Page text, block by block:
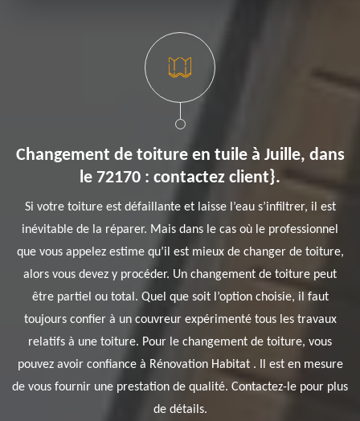
Changement de toiture en tuile à Juille, dans
le 72170 : contactez client}.
Si votre toiture est défaillante et laisse l’eau s’infiltrer, il est
inévitable de la réparer. Mais dans le cas où le professionnel
que vous appelez estime qu’il est mieux de changer de toiture,
alors vous devez y procéder. Un changement de toiture peut
être partiel ou total. Quel que soit l’option choisie, il faut
toujours confier à un couvreur expérimenté tous les travaux
relatifs à une toiture. Pour le changement de toiture, vous
pouvez avoir confiance à Rénovation Habitat . Il est en mesure
de vous fournir une prestation de qualité. Contactez-le pour plus
de détails.